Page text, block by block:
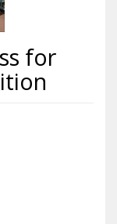
for